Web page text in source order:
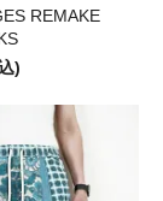
REMAKE
)